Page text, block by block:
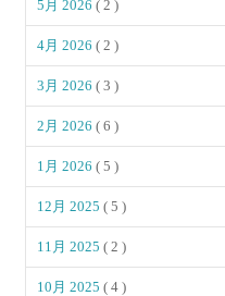
5月 2026( 2 )
4月 2026( 2 )
3月 2026( 3 )
2月 2026( 6 )
1月 2026( 5 )
12月 2025( 5 )
11月 2025( 2 )
10月 2025( 4 )